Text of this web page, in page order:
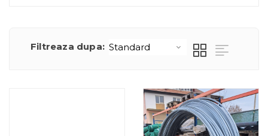
Filtreaza dupa: